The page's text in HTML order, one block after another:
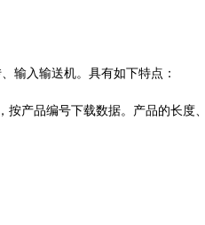
输入输送机。具有如下特点：
产品编号下载数据。产品的长度